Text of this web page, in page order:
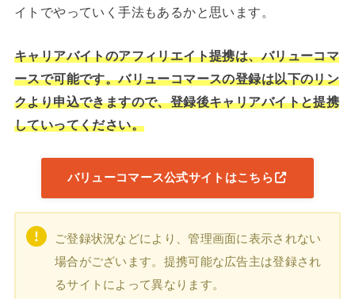
イトでやっていく手法もあるかと思います。
キャリアバイトのアフィリエイト提携は、バリューコマ
ースで可能です。バリューコマースの登録は以下のリン
クより申込できますので、登録後キャリアバイトと提携
していってください。
バリューコマース公式サイトはこちら
ご登録状況などにより、管理画面に表示されない
場合がございます。提携可能な広告主は登録され
るサイトによって異なります。